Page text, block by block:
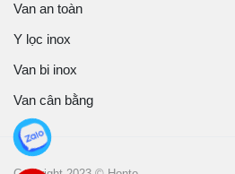
Van an toàn
Y lọc inox
Van bi inox
Van cân bằng